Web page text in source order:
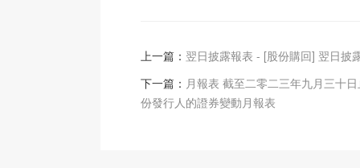
上一篇： 翌日披露報表 - [股份購回] 翌日披
下一篇： 月報表 截至二零二三年九月三十
份發行人的證券變動月報表